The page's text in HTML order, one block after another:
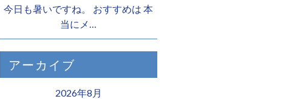
今日も暑いですね。 おすすめは 本
当にメ…
アーカイブ
2026年8月